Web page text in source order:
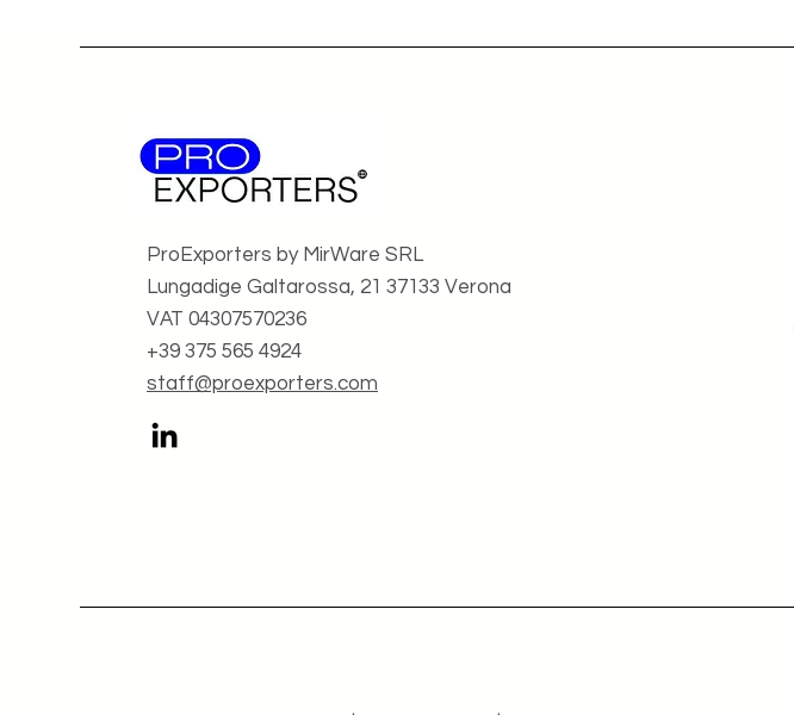
ProExporters by MirWare SRL
Lungadige Galtarossa, 21 37133 Verona
VAT 04307570236
+39 375 565 4924
staff@proexporters.com